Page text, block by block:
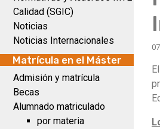
Calidad (SGIC)
Noticias
Noticias Internacionales
Matrícula en el Máster
Admisión y matrícula
Becas
Alumnado matriculado
por materia